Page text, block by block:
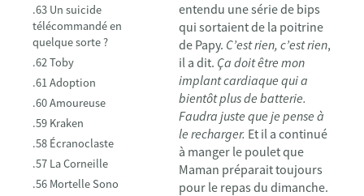
.63 Un suicide
télécommandé en
quelque sorte ?
.62 Toby
.61 Adoption
.60 Amoureuse
.59 Kraken
.58 Écranoclaste
.57 La Corneille
.56 Mortelle Sono
entendu une série de bips
qui sortaient de la poitrine
de Papy. C’est rien, c’est rien,
il a dit. Ça doit être mon
implant cardiaque qui a
bientôt plus de batterie.
Faudra juste que je pense à
le recharger. Et il a continué
à manger le poulet que
Maman préparait toujours
pour le repas du dimanche.